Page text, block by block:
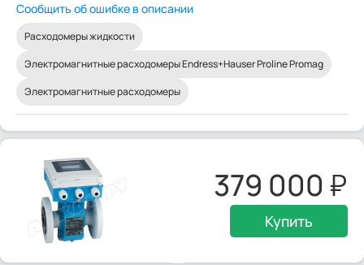
Сообщить об ошибке в описании
Расходомеры жидкости
Электромагнитные расходомеры Endress+Hauser Proline Promag
Электромагнитные расходомеры
379 000
Купить